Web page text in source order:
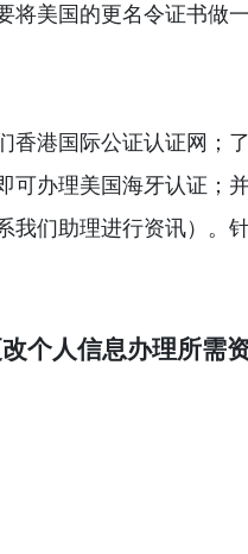
将美国的更名令证书做
香港国际公证认证网；
可办理美国海牙认证；
我们助理进行资讯）。
个人信息办理所需